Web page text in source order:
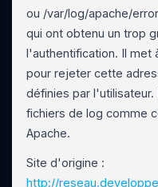
ou /var/log/apache/
qui ont obtenu un trop
l'authentification. Il met
pour rejeter cette
définies par l'utilisateur.
fichiers de log comme
Apache.
Site d'origine :
http://